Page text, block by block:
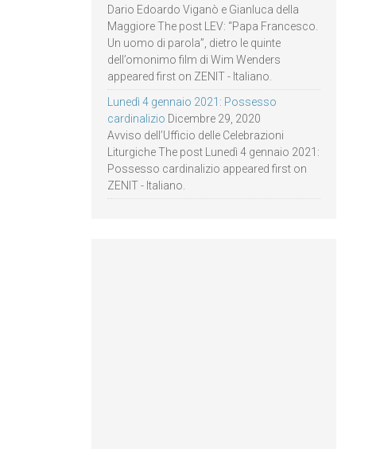
Dario Edoardo Viganò e Gianluca della
Maggiore The post LEV: “Papa Francesco.
Un uomo di parola”, dietro le quinte
dell’omonimo film di Wim Wenders
appeared first on ZENIT - Italiano.
Lunedì 4 gennaio 2021: Possesso
cardinalizio Dicembre 29, 2020
Avviso dell’Ufficio delle Celebrazioni
Liturgiche The post Lunedì 4 gennaio 2021:
Possesso cardinalizio appeared first on
ZENIT - Italiano.